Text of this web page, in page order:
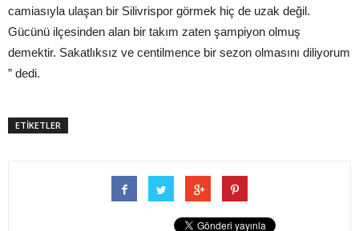
camiasıyla ulaşan bir Silivrispor görmek hiç de uzak değil.
Gücünü ilçesinden alan bir takım zaten şampiyon olmuş
demektir. Sakatlıksız ve centilmence bir sezon olmasını diliyorum
” dedi.
ETİKETLER